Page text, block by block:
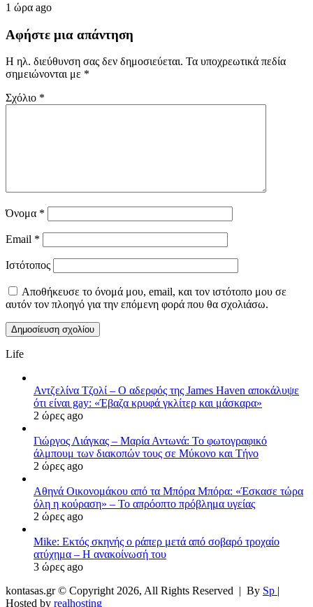
1 ώρα ago
Αφήστε μια απάντηση
Η ηλ. διεύθυνση σας δεν δημοσιεύεται. Τα υποχρεωτικά πεδία
σημειώνονται με *
Σχόλιο *
Όνομα *
Email *
Ιστότοπος
Αποθήκευσε το όνομά μου, email, και τον ιστότοπο μου σε
αυτόν τον πλοηγό για την επόμενη φορά που θα σχολιάσω.
Life
Αντζελίνα Τζολί – Ο αδερφός της James Haven αποκάλυψε
ότι είναι gay: «Έβαζα κρυφά γκλίτερ και μάσκαρα»
2 ώρες ago
Γιώργος Λιάγκας – Μαρία Αντωνά: Το φωτογραφικό
άλμπουμ των διακοπών τους σε Μύκονο και Τήνο
2 ώρες ago
Αθηνά Οικονομάκου από τα Μπόρα Μπόρα: «Έσκασε τώρα
όλη η κούραση» – Το απρόοπτο πρόβλημα υγείας
2 ώρες ago
Mike: Εκτός σκηνής ο ράπερ μετά από σοβαρό τροχαίο
ατύχημα – Η ανακοίνωσή του
3 ώρες ago
kontasas.gr © Copyright 2026, All Rights Reserved | By Sp |
Hosted by realhosting